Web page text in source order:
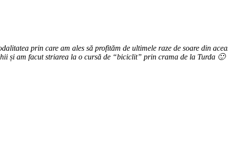
prin care am ales să profităm de ultimele raze de soare din
și am facut striarea la o cursă de “biciclit” prin crama de la Turda 🙂